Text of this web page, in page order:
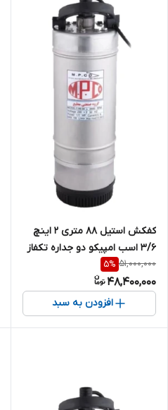
کفکش استیل ۸۸ متری ۲ اینچ
3/6 اسب امپیکو دو جداره تکفاز
بدون فلوتر MPCO- S.99.88-6
51,000,000
5%
48,400,000
افزودن به سبد